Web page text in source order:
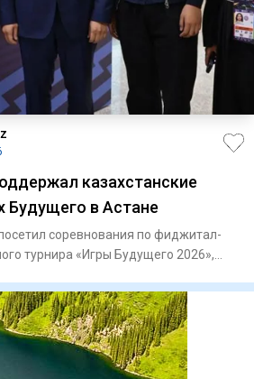
казахстанские
Будущего в Астане
соревнования по фиджитал-
турнира «Игры Будущего 2026»,